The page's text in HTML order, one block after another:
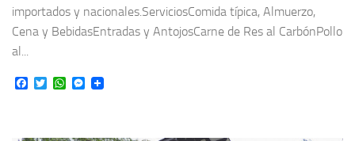
importados y nacionales.ServiciosComida típica, Almuerzo,
Cena y BebidasEntradas y AntojosCarne de Res al CarbónPollo
al...
Facebook
TwitterWhatsApp
Messenger